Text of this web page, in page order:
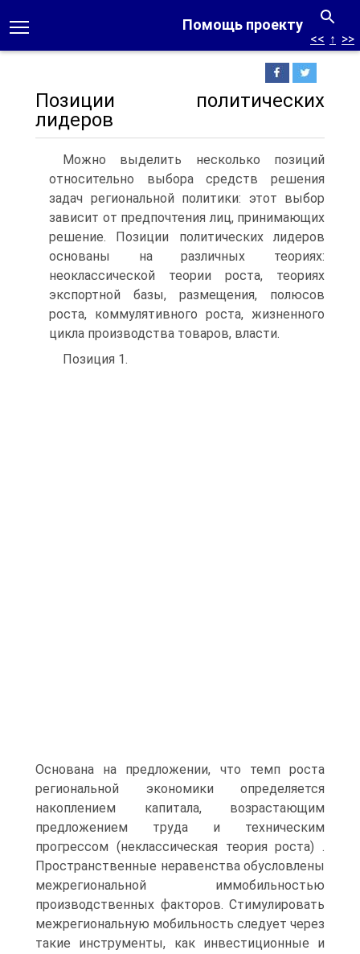
Помощь проекту
<< ↑ >>
Позиции политических
лидеров
Можно выделить несколько позиций
относительно выбора средств решения
задач региональной политики: этот выбор
зависит от предпочтения лиц, принимающих
решение. Позиции политических лидеров
основаны на различных теориях:
неоклассической теории роста, теориях
экспортной базы, размещения, полюсов
роста, коммулятивного роста, жизненного
цикла производства товаров, власти.
Позиция 1.
Основана на предложении, что темп роста
региональной экономики определяется
накоплением капитала, возрастающим
предложением труда и техническим
прогрессом (неклассическая теория роста) .
Пространственные неравенства обусловлены
межрегиональной иммобильностью
производственных факторов. Стимулировать
межрегиональную мобильность следует через
такие инструменты, как инвестиционные и